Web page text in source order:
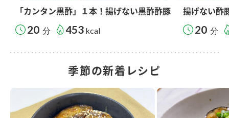
「カンタン黒酢」１本！揚げない黒酢酢豚
20 分 453 kcal
揚げない酢
20 分
季節の新着レシピ